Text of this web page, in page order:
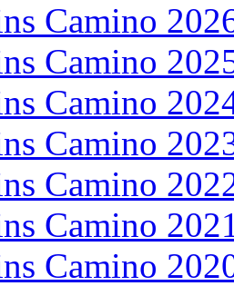
Camino
Camino
Camino
Camino
Camino
Camino
Camino